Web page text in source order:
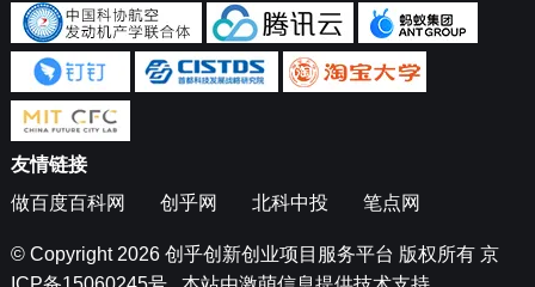
友情链接
做百度百科网
创乎网 北科中投 笔点网
© Copyright 2026 创乎创新创业项目服务平台 版权所有 京